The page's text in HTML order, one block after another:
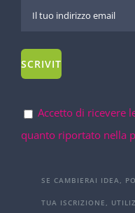
Accetto di ricevere
quanto riportato nella
SE CAMBIERAI IDEA,
TUA ISCRIZIONE,